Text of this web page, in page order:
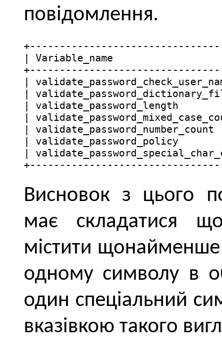
повідомлення.
| Variable_name
|
|
| validate_password_length
|
|
| validate_password_policy
|
Висновок з цього
має складатися
містити
одному символу в
один спеціальний
вказівкою такого